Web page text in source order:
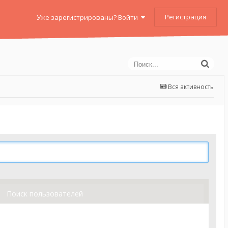
Уже зарегистрированы? Войти Регистрация
Вся активность
Поиск пользователей